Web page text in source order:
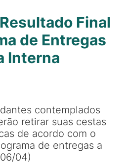
Final
de Entregas
Interna
contemplados
retirar suas cestas
de acordo com o
de entregas a
04)